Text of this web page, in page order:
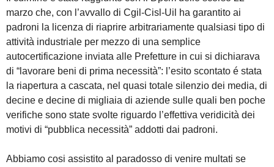
marzo che, con l’avvallo di Cgil-Cisl-Uil ha garantito ai
padroni la licenza di riaprire arbitrariamente qualsiasi tipo di
attività industriale per mezzo di una semplice
autocertificazione inviata alle Prefetture in cui si dichiarava
di “lavorare beni di prima necessità”: l’esito scontato é stata
la riapertura a cascata, nel quasi totale silenzio dei media, di
decine e decine di migliaia di aziende sulle quali ben poche
verifiche sono state svolte riguardo l’effettiva veridicità dei
motivi di “pubblica necessità” addotti dai padroni.
Abbiamo cosi assistito al paradosso di venire multati se